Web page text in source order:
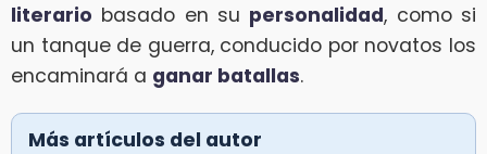
literario basado en su personalidad, como si
un tanque de guerra, conducido por novatos los
encaminará a ganar batallas.
Más artículos del autor